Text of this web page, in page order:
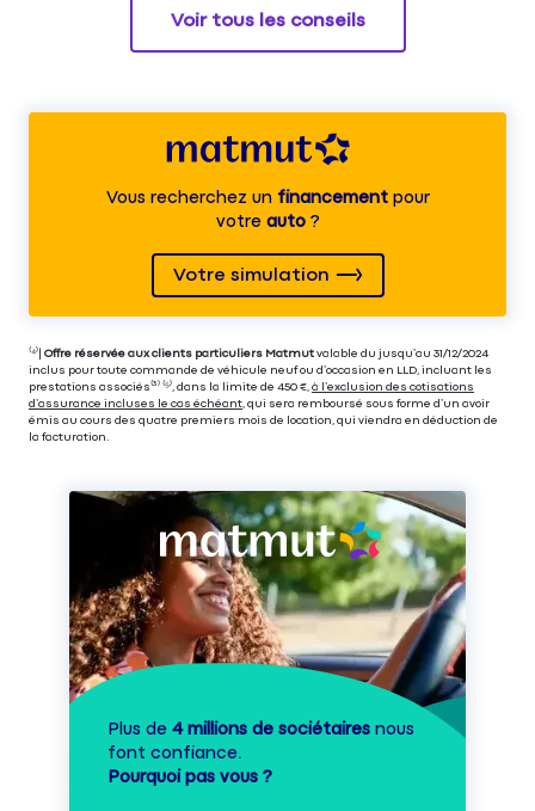
Voir tous les conseils
Vous recherchez unfinancementpour
votre auto?
Votre simulation
⁽⁴⁾| Offre réservée aux clients particuliers Matmut valable du jusqu’au 31/12/2024
inclus pour toute commande de véhicule neuf ou d’occasion en LLD, incluant les
prestations associés⁽³⁾ ⁽⁵⁾, dans la limite de 450 €, à l’exclusion des cotisations
d’assurance incluses le cas échéant, qui sera remboursé sous forme d’un avoir
émis au cours des quatre premiers mois de location, qui viendra en déduction de
la facturation.
Plus de 4 millions de sociétaires nous
font confiance.
Pourquoi pas vous ?